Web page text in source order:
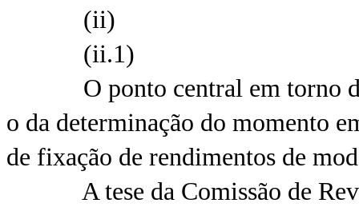
(ii)
(ii.1)
O ponto central em torno do
o da determinação do momento
de fixação de rendimentos de
A tese da Comissão de